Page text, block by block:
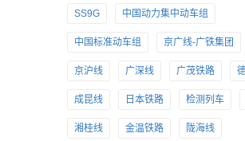
SS9G 中国动力集中动车组
中国标准动车组 京广线-广铁集团
京沪线 广深线 广茂铁路
成昆线 日本铁路 检测列车
湘桂线 金温铁路 陇海线